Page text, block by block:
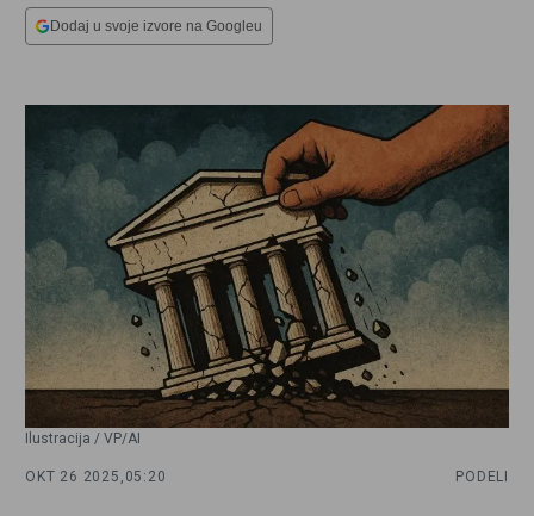
Dodaj u svoje izvore na Googleu
Ilustracija / VP/AI
OKT 26 2025, 05:20 PODELI